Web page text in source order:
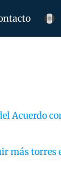
Acuerdo
más torres